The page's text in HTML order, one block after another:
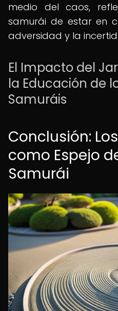
medio del caos,
samurái de estar en
adversidad y la
El Impacto del
la Educación de
Samuráis
Conclusión:
como Espejo
Samurái